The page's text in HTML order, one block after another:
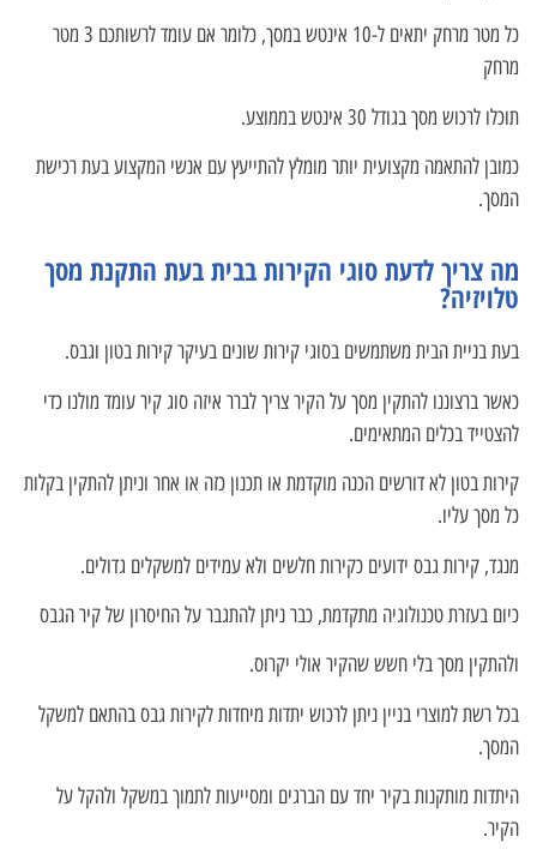
כל מטר מרחק יתאים ל-10 אינטש במסך, כלומר אם עומד לרשותכם 3 מטר
מרחק
תוכלו לרכוש מסך בגודל 30 אינטש בממוצע.
כמובן להתאמה מקצועית יותר מומלץ להתייעץ עם אנשי המקצוע בעת רכישת
המסך.
מה צריך לדעת סוגי הקירות בבית בעת התקנת מסך
טלויזיה?
בעת בניית הבית משתמשים בסוגי קירות שונים בעיקר קירות בטון וגבס.
כאשר ברצוננו להתקין מסך על הקיר צריך לברר איזה סוג קיר עומד מולנו כדי
להצטייד בכלים המתאימים.
קירות בטון לא דורשים הכנה מוקדמת או תכנון כזה או אחר וניתן להתקין בקלות
כל מסך עליו.
מנגד, קירות גבס ידועים כקירות חלשים ולא עמידים למשקלים גדולים.
כיום בעזרת טכנולוגיה מתקדמת, כבר ניתן להתגבר על החיסרון של קיר הגבס
ולהתקין מסך בלי חשש שהקיר אולי יקרוס.
בכל רשת למוצרי בניין ניתן לרכוש יתדות מיחדות לקירות גבס בהתאם למשקל
המסך.
היתדות מותקנות בקיר יחד עם הברגים ומסייעות לתמוך במשקל ולהקל על
הקיר.